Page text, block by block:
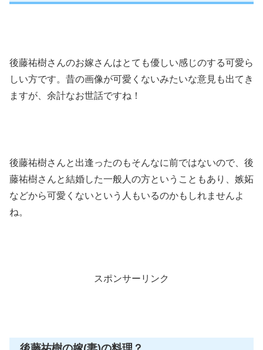
後藤祐樹さんのお嫁さんはとても優しい感じのする可愛ら
しい方です。昔の画像が可愛くないみたいな意見も出てき
ますが、余計なお世話ですね！
後藤祐樹さんと出逢ったのもそんなに前ではないので、後
藤祐樹さんと結婚した一般人の方ということもあり、嫉妬
などから可愛くないという人もいるのかもしれませんよ
ね。
スポンサーリンク